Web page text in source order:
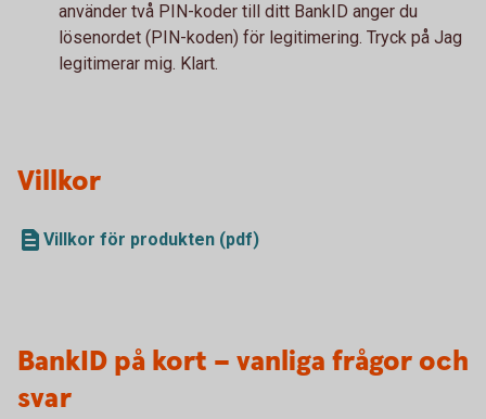
använder två PIN-koder till ditt BankID anger du
lösenordet (PIN-koden) för legitimering. Tryck på Jag
legitimerar mig. Klart.
Villkor
Villkor för produkten (pdf)
BankID på kort – vanliga frågor och
svar